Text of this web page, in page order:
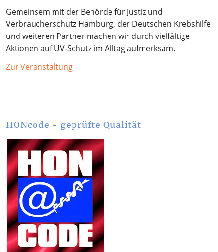
Gemeinsem mit der Behörde für Justiz und
Verbraucherschutz Hamburg, der Deutschen Krebshilfe
und weiteren Partner machen wir durch vielfältige
Aktionen auf UV-Schutz im Alltag aufmerksam.
Zur Veranstaltung
HONcode - geprüfte Qualität